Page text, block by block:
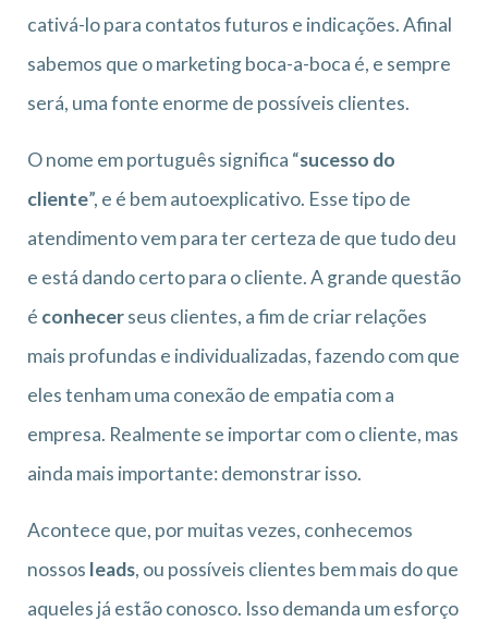
cativá-lo para contatos futuros e indicações. Afinal
sabemos que o marketing boca-a-boca é, e sempre
será, uma fonte enorme de possíveis clientes.
O nome em português significa “sucesso do
cliente”, e é bem autoexplicativo. Esse tipo de
atendimento vem para ter certeza de que tudo deu
e está dando certo para o cliente. A grande questão
é conhecerseus clientes, a fim de criar relações
mais profundas e individualizadas, fazendo com que
eles tenham uma conexão de empatia com a
empresa. Realmente se importar com o cliente, mas
ainda mais importante: demonstrar isso.
Acontece que, por muitas vezes, conhecemos
nossos leads, ou possíveis clientes bem mais do que
aqueles já estão conosco. Isso demanda um esforço